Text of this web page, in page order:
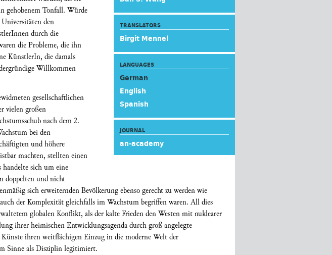
TRANSLATORS
Birgit Mennel
LANGUAGES
German
English
Spanish
JOURNAL
an-academy
gehobenem Tonfall. Würde
den
durch die
die Probleme, die ihn
KünstlerIn, die damals
Willkommen
gesellschaftlichen
vielen großen
nach dem 2.
bei den
und höhere
machten, stellten einen
handelte sich um eine
doppelten und nicht
sich erweiternden Bevölkerung ebenso gerecht zu werden wie
der Komplexität gleichfalls im Wachstum begriffen waren. All dies
globalen Konflikt, als der kalte Frieden den Westen mit nuklearer
ihrer heimischen Entwicklungsagenda durch groß angelegte
ihren weitflächigen Einzug in die moderne Welt der
Sinne als Disziplin legitimiert.